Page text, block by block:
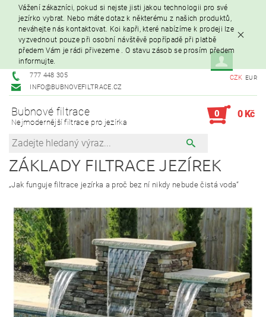
Vážení zákazníci, pokud si nejste jisti jakou technologii pro své
jezírko vybrat. Nebo máte dotaz k některému z našich produktů,
neváhejte nás kontaktovat. Koi kapři, které nabízíme k prodeji lze
vyzvednout pouze při osobní návštěvě popřípadě při platbě
předem Vám je rádi přivezeme . O stavu zásob se prosím předem
informujte.
777 448 305
INFO@BUBNOVEFILTRACE.CZ
CZK EUR
Bubnové filtrace
Nejmodernější filtrace pro jezírka
0 0 Kč
ZÁKLADY FILTRACE JEZÍREK
„Jak funguje filtrace jezírka a proč bez ní nikdy nebude čistá voda“